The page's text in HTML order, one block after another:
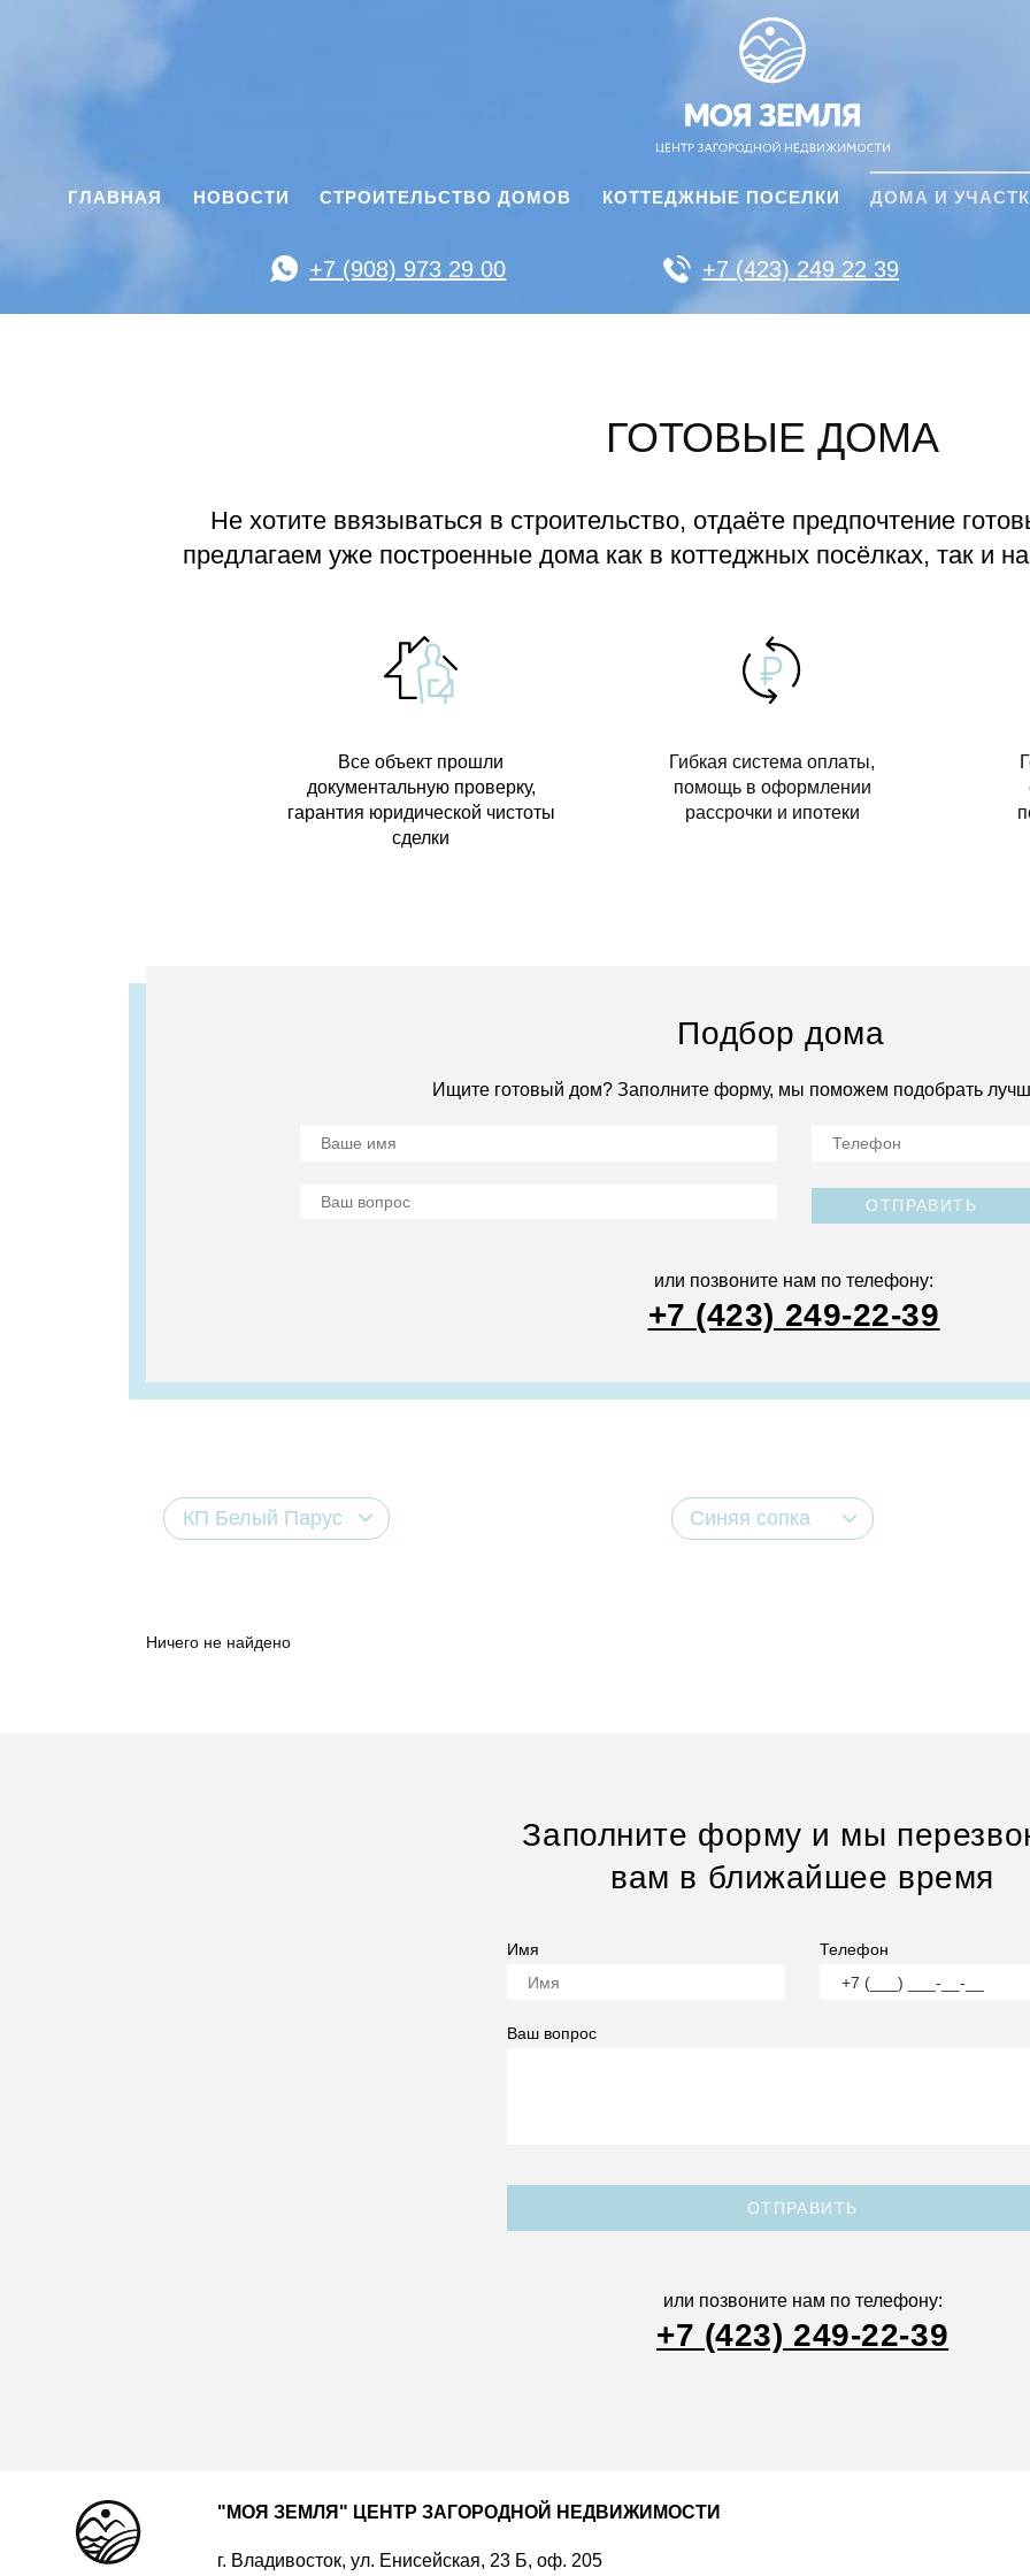
ГЛАВНАЯ НОВОСТИ СТРОИТЕЛЬСТВО ДОМОВ КОТТЕДЖНЫЕ ПОСЕЛКИ ДОМА И
+7 (908) 973 29 00 +7 (423) 249 22 39
ГОТОВЫЕ ДОМА
Не хотите ввязываться в строительство, отдаёте предпочтение
предлагаем уже построенные дома как в коттеджных посёлках, так и
Все объект прошли
документальную проверку,
гарантия юридической чистоты
сделки
Гибкая система оплаты,
помощь в оформлении
рассрочки и ипотеки
Подбор дома
Ищите готовый дом? Заполните форму, мы поможем подобрать
ОТПРАВИТЬ
или позвоните нам по телефону:
+7 (423) 249-22-39
КП Белый Парус Синяя сопка
Ничего не найдено
Заполните форму и мы
вам в ближайшее время
Имя Телефон
Ваш вопрос
ОТПРАВИТЬ
или позвоните нам по телефону:
+7 (423) 249-22-39
"МОЯ ЗЕМЛЯ" ЦЕНТР ЗАГОРОДНОЙ НЕДВИЖИМОСТИ
г. Владивосток, ул. Енисейская, 23 Б, оф. 205